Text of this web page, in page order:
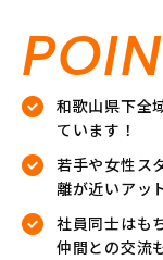
和歌山県下全
ています！
若手や女性ス
離が近いアッ
社員同士はも
仲間との交流